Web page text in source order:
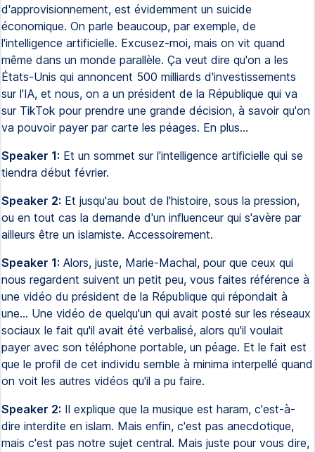
d'approvisionnement, est évidemment un suicide
économique. On parle beaucoup, par exemple, de
l'intelligence artificielle. Excusez-moi, mais on vit quand
même dans un monde parallèle. Ça veut dire qu'on a les
États-Unis qui annoncent 500 milliards d'investissements
sur l'IA, et nous, on a un président de la République qui va
sur TikTok pour prendre une grande décision, à savoir qu'on
va pouvoir payer par carte les péages. En plus...
Speaker 1: Et un sommet sur l'intelligence artificielle qui se
tiendra début février.
Speaker 2: Et jusqu'au bout de l'histoire, sous la pression,
ou en tout cas la demande d'un influenceur qui s'avère par
ailleurs être un islamiste. Accessoirement.
Speaker 1: Alors, juste, Marie-Machal, pour que ceux qui
nous regardent suivent un petit peu, vous faites référence à
une vidéo du président de la République qui répondait à
une... Une vidéo de quelqu'un qui avait posté sur les réseaux
sociaux le fait qu'il avait été verbalisé, alors qu'il voulait
payer avec son téléphone portable, un péage. Et le fait est
que le profil de cet individu semble à minima interpellé quand
on voit les autres vidéos qu'il a pu faire.
Speaker 2: Il explique que la musique est haram, c'est-à-
dire interdite en islam. Mais enfin, c'est pas anecdotique,
mais c'est pas notre sujet central. Mais juste pour vous dire,